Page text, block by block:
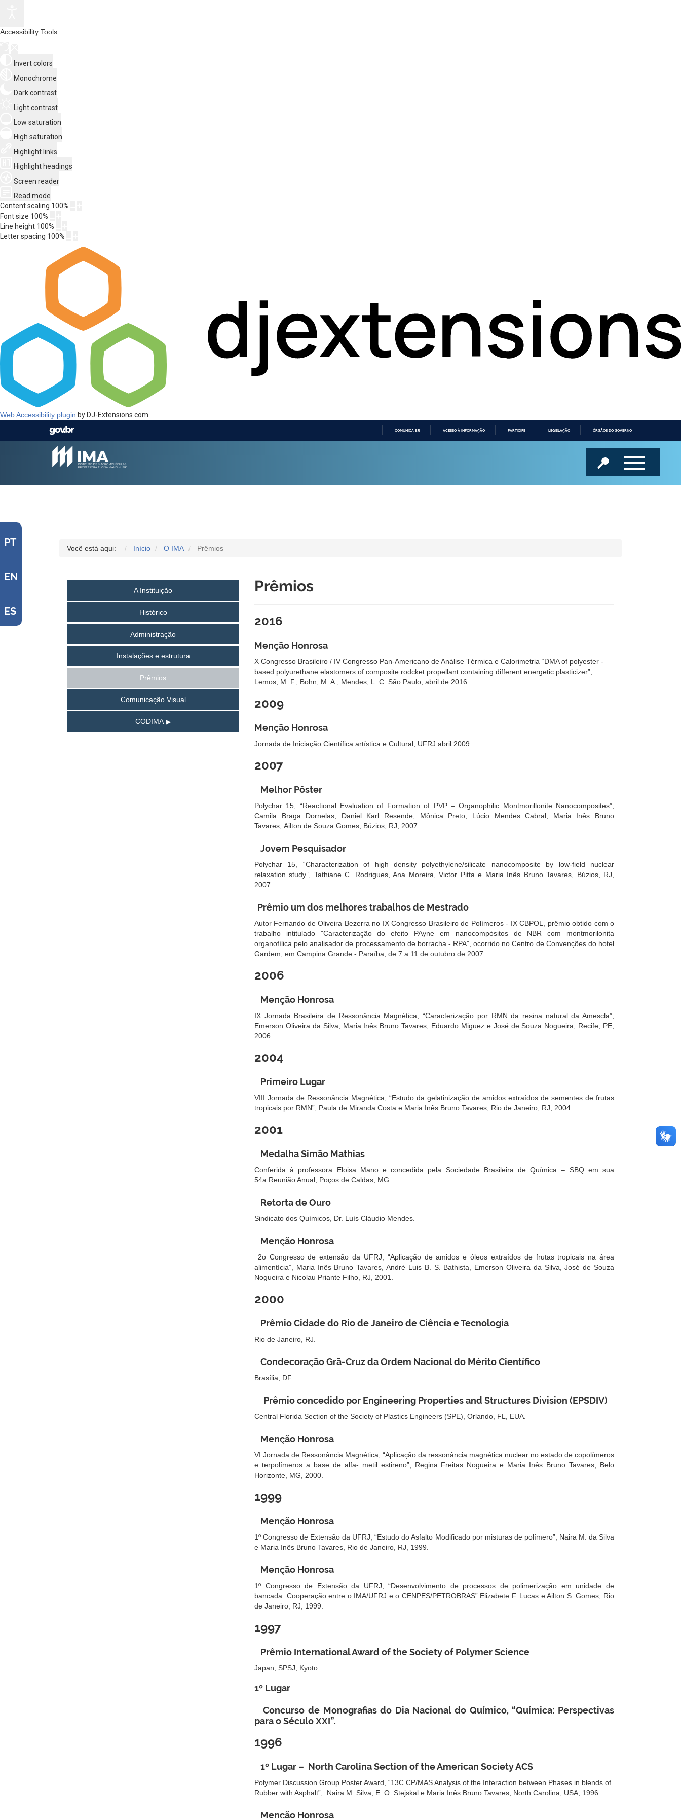
Accessibility Tools
Invert colors
Monochrome
Dark contrast
Light contrast
Low saturation
High saturation
Highlight links
Highlight headings
Screen reader
Read mode
Content scaling 100%
Font size 100%
Line height 100%
Letter spacing 100%
Web Accessibility plugin by DJ-Extensions.com
COMUNICA BR ACESSO À INFORMAÇÃO PARTICIPE LEGISLAÇÃO ÓRGÃOS DO GOVERNO
PT
EN
ES
Você está aqui: Início O IMA Prêmios
A Instituição
Histórico
Administração
Instalações e estrutura
Prêmios
Comunicação Visual
CODIMA
Prêmios
2016
Menção Honrosa
X Congresso Brasileiro / IV Congresso Pan-Americano de Análise Térmica e Calorimetria “DMA of polyester -
based polyurethane elastomers of composite rodcket propellant containing different energetic plasticizer”;
Lemos, M. F.; Bohn, M. A.; Mendes, L. C. São Paulo, abril de 2016.
2009
Menção Honrosa
Jornada de Iniciação Científica artística e Cultural, UFRJ abril 2009.
2007
Melhor Pôster
Polychar 15, “Reactional Evaluation of Formation of PVP – Organophilic Montmorillonite Nanocomposites”,
Camila Braga Dornelas, Daniel Karl Resende, Mônica Preto, Lúcio Mendes Cabral, Maria Inês Bruno
Tavares, Ailton de Souza Gomes, Búzios, RJ, 2007.
Jovem Pesquisador
Polychar 15, “Characterization of high density polyethylene/silicate nanocomposite by low-field nuclear
relaxation study”, Tathiane C. Rodrigues, Ana Moreira, Victor Pitta e Maria Inês Bruno Tavares, Búzios, RJ,
2007.
Prêmio um dos melhores trabalhos de Mestrado
Autor Fernando de Oliveira Bezerra no IX Congresso Brasileiro de Polímeros - IX CBPOL, prêmio obtido com o
trabalho intitulado "Caracterização do efeito PAyne em nanocompósitos de NBR com montmorilonita
organofílica pelo analisador de processamento de borracha - RPA", ocorrido no Centro de Convenções do hotel
Gardem, em Campina Grande - Paraíba, de 7 a 11 de outubro de 2007.
2006
Menção Honrosa
IX Jornada Brasileira de Ressonância Magnética, “Caracterização por RMN da resina natural da Amescla”,
Emerson Oliveira da Silva, Maria Inês Bruno Tavares, Eduardo Miguez e José de Souza Nogueira, Recife, PE,
2006.
2004
Primeiro Lugar
VIII Jornada de Ressonância Magnética, “Estudo da gelatinização de amidos extraídos de sementes de frutas
tropicais por RMN”, Paula de Miranda Costa e Maria Inês Bruno Tavares, Rio de Janeiro, RJ, 2004.
2001
Medalha Simão Mathias
Conferida à professora Eloisa Mano e concedida pela Sociedade Brasileira de Química – SBQ em sua
54a.Reunião Anual, Poços de Caldas, MG.
Retorta de Ouro
Sindicato dos Químicos, Dr. Luís Cláudio Mendes.
Menção Honrosa
2o Congresso de extensão da UFRJ, “Aplicação de amidos e óleos extraídos de frutas tropicais na área
alimentícia”, Maria Inês Bruno Tavares, André Luis B. S. Bathista, Emerson Oliveira da Silva, José de Souza
Nogueira e Nicolau Priante Filho, RJ, 2001.
2000
Prêmio Cidade do Rio de Janeiro de Ciência e Tecnologia
Rio de Janeiro, RJ.
Condecoração Grã-Cruz da Ordem Nacional do Mérito Científico
Brasília, DF
Prêmio concedido por Engineering Properties and Structures Division (EPSDIV)
Central Florida Section of the Society of Plastics Engineers (SPE), Orlando, FL, EUA.
Menção Honrosa
VI Jornada de Ressonância Magnética, “Aplicação da ressonância magnética nuclear no estado de copolímeros
e terpolímeros a base de alfa- metil estireno”, Regina Freitas Nogueira e Maria Inês Bruno Tavares, Belo
Horizonte, MG, 2000.
1999
Menção Honrosa
1º Congresso de Extensão da UFRJ, “Estudo do Asfalto Modificado por misturas de polímero”, Naira M. da Silva
e Maria Inês Bruno Tavares, Rio de Janeiro, RJ, 1999.
Menção Honrosa
1º Congresso de Extensão da UFRJ, “Desenvolvimento de processos de polimerização em unidade de
bancada: Cooperação entre o IMA/UFRJ e o CENPES/PETROBRAS” Elizabete F. Lucas e Ailton S. Gomes, Rio
de Janeiro, RJ, 1999.
1997
Prêmio International Award of the Society of Polymer Science
Japan, SPSJ, Kyoto.
1º Lugar
Concurso de Monografias do Dia Nacional do Químico, “Química: Perspectivas
para o Século XXI”.
1996
1º Lugar – North Carolina Section of the American Society ACS
Polymer Discussion Group Poster Award, “13C CP/MAS Analysis of the Interaction between Phases in blends of
Rubber with Asphalt”, Naira M. Silva, E. O. Stejskal e Maria Inês Bruno Tavares, North Carolina, USA, 1996.
Menção Honrosa